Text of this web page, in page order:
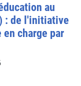
au
: de l'initiative
charge par